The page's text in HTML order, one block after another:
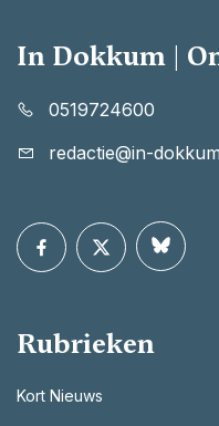
In Dokkum |
0519724600
redactie@in-
Rubrieken
Kort Nieuws